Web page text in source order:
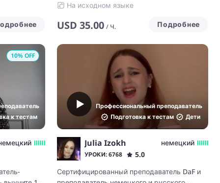
На исходном языке
USD 35.00 / Ч. Подробнее
к тестам
10% OFF
Профессиональный преподаватель
Подготовка к тестам
Дети
Julia Izokh немецкий
УРОКИ: 6768
5.0
Сертифицированный преподаватель DaF и